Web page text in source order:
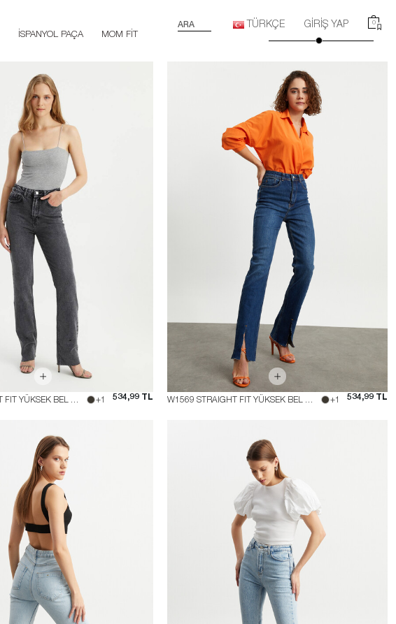
İSPANYOL PAÇA MOM FIT ORTA BEL
TÜRKÇE GIRIŞ YAP 0
ARA
W1569 STRAIGHT FIT YÜKSEK BEL JEAN +1 534,99 TL W1569 STRAIGHT FIT YÜKSEK BEL JEAN +1 534,99 TL